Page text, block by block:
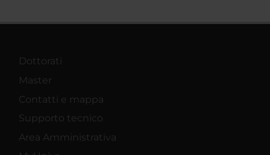
Dottorati
Master
Contatti e mappa
Supporto tecnico
Area Amministrativa